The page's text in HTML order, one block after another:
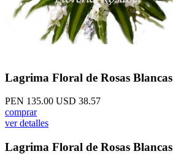
Lagrima Floral de Rosas Blancas
PEN 135.00 USD 38.57
comprar
ver detalles
Lagrima Floral de Rosas Blancas